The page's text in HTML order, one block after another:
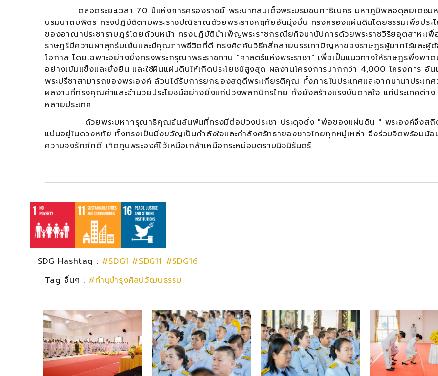
ตลอดระยะเวลา 70 ปีแห่งการครองราชย์ พระบาทสมเด็จพระบรมชนกาธิเบศร มหาภูมิพลอดุลยเดชมห
บรมนาถบพิตร ทรงปฏิบัติตามพระราชปณิธาณด้วยพระราชหฤทัยอันมุ่งมั่น ทรงครองแผ่นดินโดยธรรมเพื่อประ
ของอาณาประชาราษฎร์โดยถ้วนหน้า ทรงปฏิบัติบำเพ็ญพระราชกรณียกิจนานัปการด้วยพระราชวิริยอุตสาหะเพื่
ราษฎร์มีความผาสุกร่มเย็นและมีคุณภาพชีวิตที่ดี ทรงคิดค้นวิธีคลี่คลายบรรเทาปัญหาของราษฎรผู้ยากไร้และผู้
โอกาส โดยเฉพาะอย่างยิ่งทรงพระกรุณาพระราชทาน "ศาสตร์แห่งพระราชา" เพื่อเป็นแนวทางให้ราษฎรพึ่งพาต
อย่างเข้มแข็งและยั่งยืน และใช้ผืนแผ่นดินให้เกิดประโยชน์สูงสุด ผลงานโครงการมากกว่า 4,000 โครงการ อัน
พระปรีชาสามารถของพระองค์ ล้วนได้รับการยกย่องสดุดีพระเกียรติคุณ ทั้งภายในประเทศและจากนานาประเทศ
ผลงานที่ทรงคุณค่าและอำนวยประโยชน์อย่างยิ่งแก่ปวงพสกนิกรไทย ทั้งยังสร้างแรงบันดาลใจ แก่ประเทศต่าง
หลายประเทศ
ด้วยพระมหากรุณาธิคุณอันล้นพ้นที่ทรงมีต่อปวงประชา ประดุจดั่ง "พ่อของแผ่นดิน " พระองค์จึงสถิ
แน่นอยู่ในดวงหทัย ทั้งทรงเป็นมิ่งขวัญเป็นกำลังใจและกำลังศรัทธาของชาวไทยทุกหมู่เหล่า จึงร่วมจิตพร้อมน้
ความจงรักภักดี เทิดทูนพระองค์ไว้เหนือเกล้าเหนือกระหม่อมตราบนิจนิรันดร์
SDG Hashtag : #SDG1 #SDG11 #SDG16
Tag อื่นๆ : #ทำนุบำรุงศิลปวัฒนธรรม